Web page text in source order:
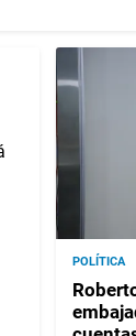
POLÍTICA